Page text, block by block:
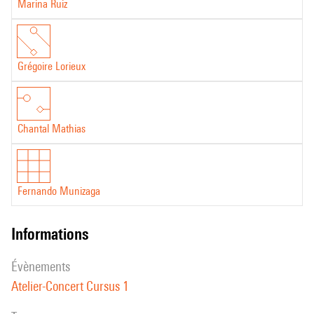
Fernando Munizaga
Marina Ruiz
Grégoire Lorieux
Chantal Mathias
Fernando Munizaga
informations
évènements
Atelier-Concert Cursus 1